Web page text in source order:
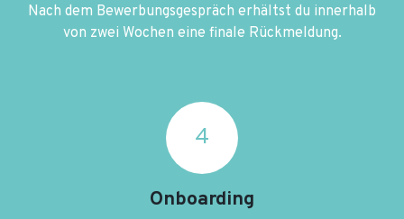
Nach dem Bewerbungsgespräch erhältst du innerhalb
von zwei Wochen eine finale Rückmeldung.
4
Onboarding